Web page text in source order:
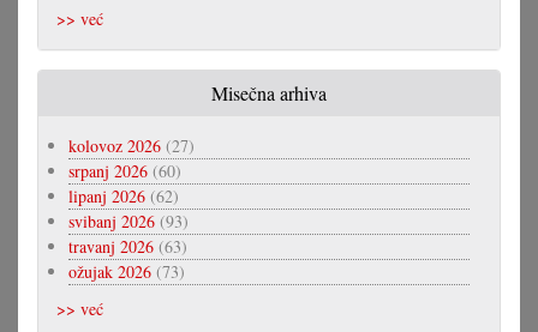
>> već
Misečna arhiva
kolovoz 2026 (27)
srpanj 2026 (60)
lipanj 2026 (62)
svibanj 2026 (93)
travanj 2026 (63)
ožujak 2026 (73)
>> već